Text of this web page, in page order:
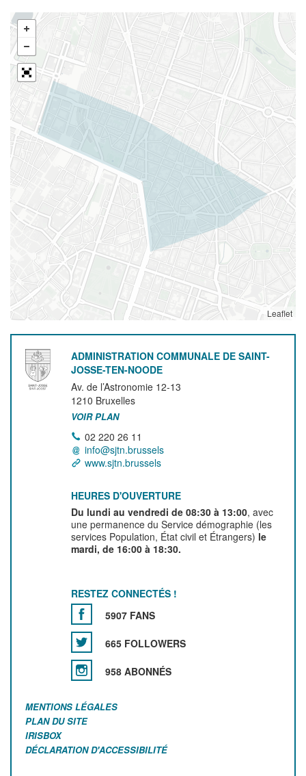
Leaflet
ADMINISTRATION COMMUNALE DE SAINT-
JOSSE-TEN-NOODE
Av. de l’Astronomie 12-13
1210 Bruxelles
VOIR PLAN
02 220 26 11
info@sjtn.brussels
www.sjtn.brussels
HEURES D'OUVERTURE
Du lundi au vendredi de 08:30 à 13:00, avec
une permanence du Service démographie (les
services Population, État civil et Étrangers) le
mardi, de 16:00 à 18:30.
RESTEZ CONNECTÉS !
5907 FANS
665 FOLLOWERS
958 ABONNÉS
MENTIONS LÉGALES
PLAN DU SITE
IRISBOX
DÉCLARATION D'ACCESSIBILITÉ